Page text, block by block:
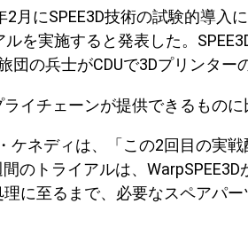
月にSPEE3D技術の試験的導
を実施すると発表した。
団の兵士がCDUで3Dプリンター
イチェーンが提供できるもの
ケネディは、「この2回目の実
のトライアルは、
に至るまで、必要なスペアパ